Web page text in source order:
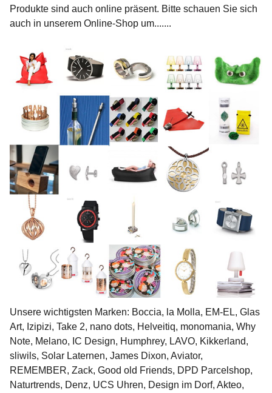
Produkte sind auch online präsent. Bitte schauen Sie sich
auch in unserem Online-Shop um.......
Unsere wichtigsten Marken: Boccia, la Molla, EM-EL, Glas
Art, Izipizi, Take 2, nano dots, Helveitiq, monomania, Why
Note, Melano, IC Design, Humphrey, LAVO, Kikkerland,
sliwils, Solar Laternen, James Dixon, Aviator,
REMEMBER, Zack, Good old Friends, DPD Parcelshop,
Naturtrends, Denz, UCS Uhren, Design im Dorf, Akteo,